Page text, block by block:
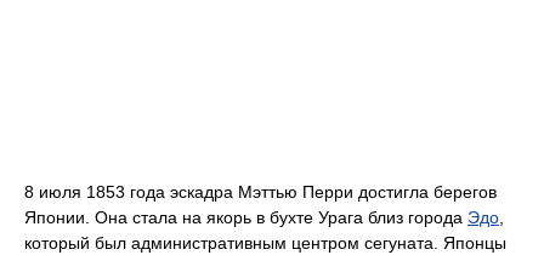
8 июля 1853 года эскадра Мэттью Перри достигла берегов
Японии. Она стала на якорь в бухте Урага близ города Эдо,
который был административным центром сегуната. Японцы